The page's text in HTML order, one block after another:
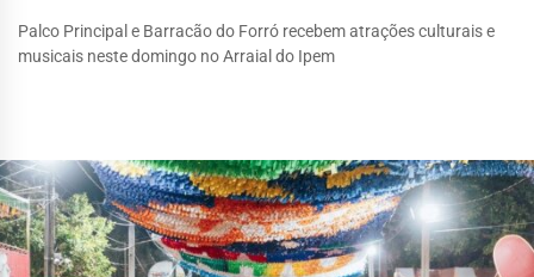
Palco Principal e Barracão do Forró recebem atrações culturais e
musicais neste domingo no Arraial do Ipem